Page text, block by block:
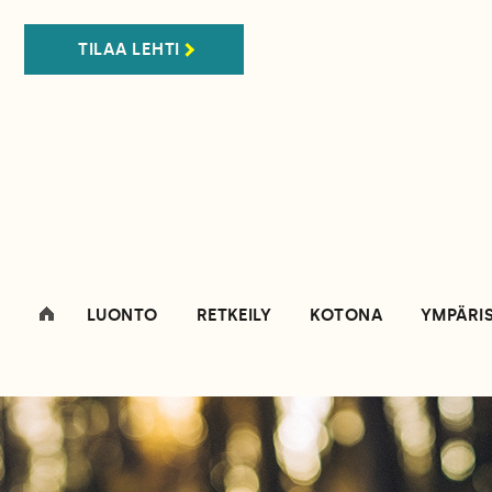
TILAA LEHTI
LUONTO RETKEILY KOTONA